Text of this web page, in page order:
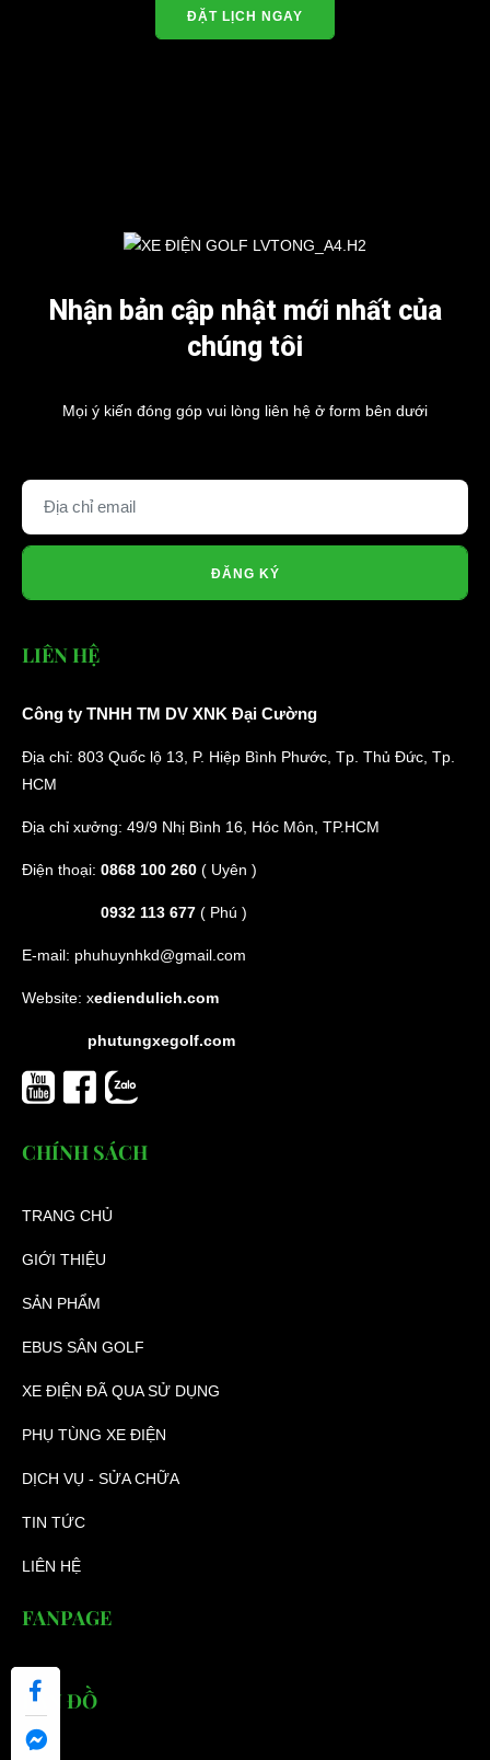
ĐẶT LỊCH NGAY
Nhận bản cập nhật mới nhất của
chúng tôi
Mọi ý kiến đóng góp vui lòng liên hệ ở form bên dưới
ĐĂNG KÝ
LIÊN HỆ
Công ty TNHH TM DV XNK Đại Cường
Địa chỉ: 803 Quốc lộ 13, P. Hiệp Bình Phước, Tp. Thủ Đức, Tp.
HCM
Địa chỉ xưởng: 49/9 Nhị Bình 16, Hóc Môn, TP.HCM
Điện thoại: 0868 100 260 ( Uyên )
0932 113 677 ( Phú )
E-mail: phuhuynhkd@gmail.com
Website: xediendulich.com
phutungxegolf.com
CHÍNH SÁCH
TRANG CHỦ
GIỚI THIỆU
SẢN PHẨM
EBUS SÂN GOLF
XE ĐIỆN ĐÃ QUA SỬ DỤNG
PHỤ TÙNG XE ĐIỆN
DỊCH VỤ - SỬA CHỮA
TIN TỨC
LIÊN HỆ
FANPAGE
BẢN ĐỒ